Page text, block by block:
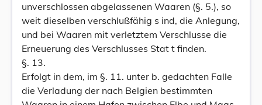
unverschlossen abgelassenen Waaren (§. 5.), so
weit dieselben verschlußfähig s ind, die Anlegung,
und bei Waaren mit verletztem Verschlusse die
Erneuerung des Verschlusses Stat t finden.
§. 13.
Erfolgt in dem, im §. 11. unter b. gedachten Falle
die Verladung der nach Belgien bestimmten